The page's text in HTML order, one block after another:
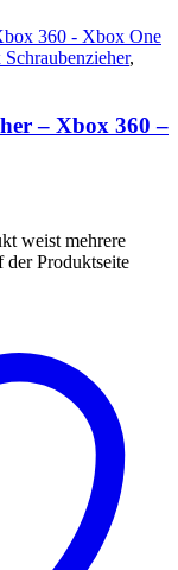
,
– Xbox 360 –
weist mehrere
Produktseite